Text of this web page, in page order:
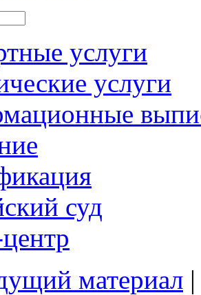
услуги
услуги
суд
материал